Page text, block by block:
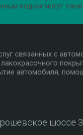
кодом могут
связанных с
автомобиля,
шоссе